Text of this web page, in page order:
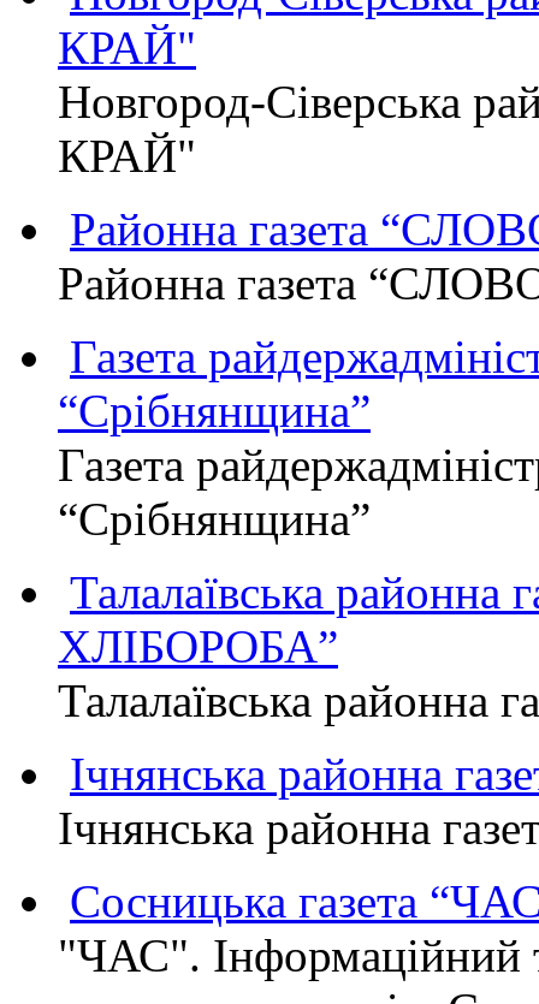
КРАЙ"
Новгород-Сіверська
КРАЙ"
Районна газета
Районна газета
Газета
“Срібнянщина”
Газета
“Срібнянщина”
Талалаївська
ХЛІБОРОБА”
Талалаївська
Ічнянська районна
Ічнянська районна
Сосницька газета
"ЧАС". Інформаційний